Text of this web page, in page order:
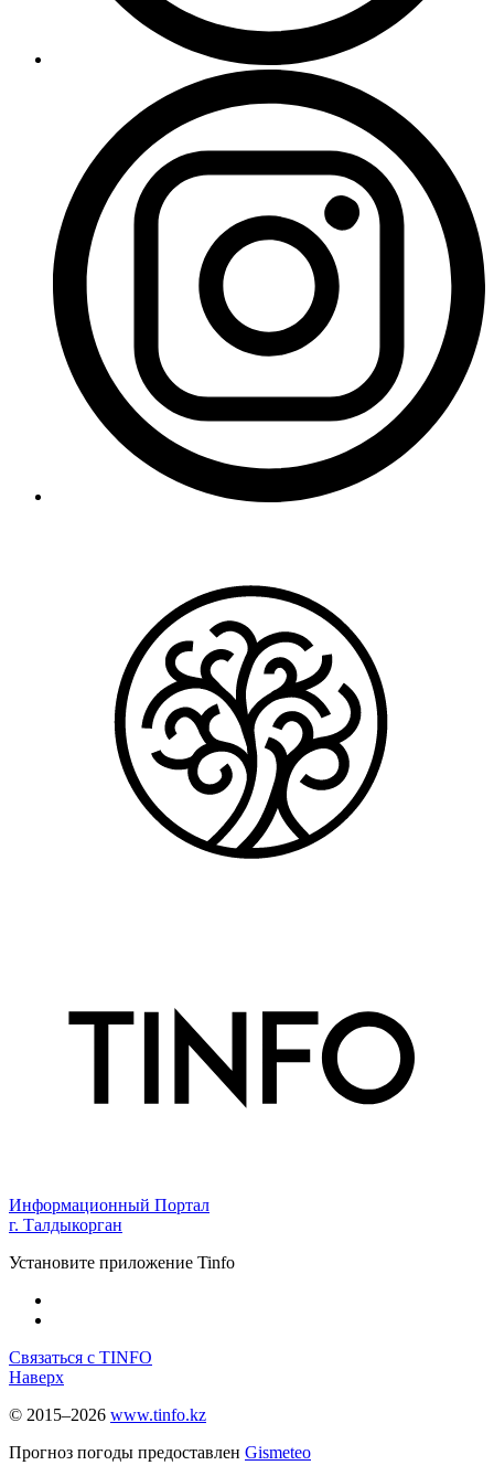
Информационный Портал
г. Талдыкорган
Установите приложение Tinfo
Связаться с TINFO
Наверх
© 2015–2026 www.tinfo.kz
Прогноз погоды предоставлен Gismeteo